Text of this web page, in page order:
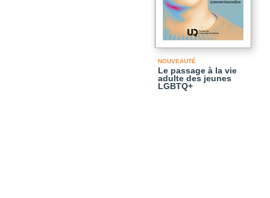
NOUVEAUTÉ
Le passage à la vie
adulte des jeunes
LGBTQ+